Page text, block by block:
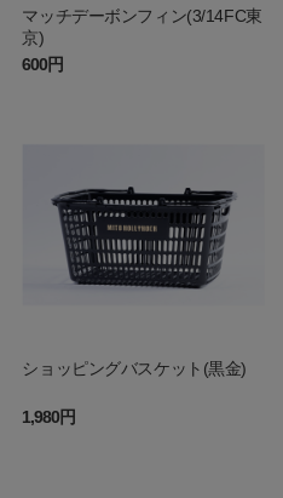
マッチデーボンフィン(3/14FC東
京)
600円
ショッピングバスケット(黒金)
1,980円